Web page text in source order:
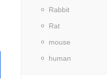
Rabbit
Rat
mouse
human